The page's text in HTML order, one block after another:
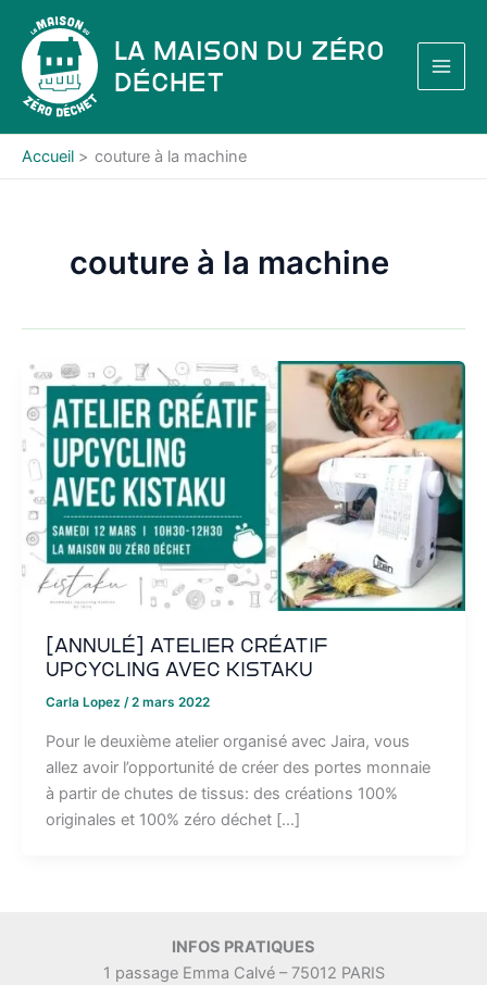
contenu
La Maison du Zéro
Déchet
Accueil couture à la machine
couture à la machine
[ANNULÉ] Atelier créatif
upcycling avec Kistaku
Carla Lopez /2 mars 2022
Pour le deuxième atelier organisé avec Jaira, vous
allez avoir l’opportunité de créer des portes monnaie
à partir de chutes de tissus: des créations 100%
originales et 100% zéro déchet […]
INFOS PRATIQUES
1 passage Emma Calvé – 75012 PARIS